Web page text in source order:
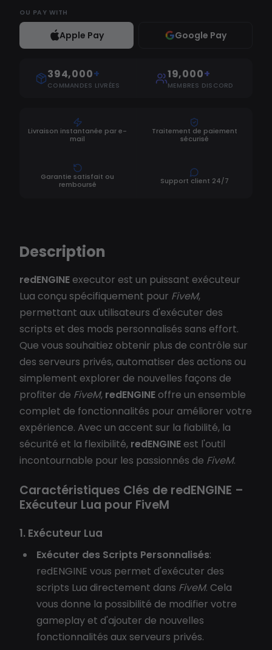
OU PAY WITH
Apple Pay Google Pay
394,000+
COMMANDES LIVRÉES
19,000+
MEMBRES DISCORD
Livraison instantanée par e-
mail
Traitement de paiement
sécurisé
Garantie satisfait ou
remboursé
Support client 24/7
Description
redENGINEexecutor est un puissant exécuteur
Lua conçu spécifiquement pour FiveM,
permettant aux utilisateurs d'exécuter des
scripts et des mods personnalisés sans effort.
Que vous souhaitiez obtenir plus de contrôle sur
des serveurs privés, automatiser des actions ou
simplement explorer de nouvelles façons de
profiter de FiveM, redENGINEoffre un ensemble
complet de fonctionnalités pour améliorer votre
expérience. Avec un accent sur la fiabilité, la
sécurité et la flexibilité, redENGINEest l'outil
incontournable pour les passionnés de FiveM.
Caractéristiques Clés de redENGINE –
Exécuteur Lua pour FiveM
1. Exécuteur Lua
Exécuter des Scripts Personnalisés:
redENGINE vous permet d'exécuter des
scripts Lua directement dans FiveM. Cela
vous donne la possibilité de modifier votre
gameplay et d'ajouter de nouvelles
fonctionnalités aux serveurs privés.